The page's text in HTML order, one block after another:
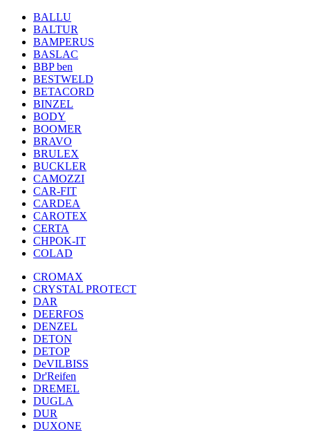
BALLU
BALTUR
BAMPERUS
BASLAC
BBP ben
BESTWELD
BETACORD
BINZEL
BODY
BOOMER
BRAVO
BRULEX
BUCKLER
CAMOZZI
CAR-FIT
CARDEA
CAROTEX
CERTA
CHPOK-IT
COLAD
CROMAX
CRYSTAL PROTECT
DAR
DEERFOS
DENZEL
DETON
DETOP
DeVILBISS
Dr'Reifen
DREMEL
DUGLA
DUR
DUXONE